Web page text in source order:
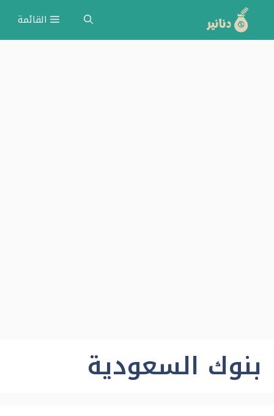
انتقل
إلى
القائمة
بنوك السعودية